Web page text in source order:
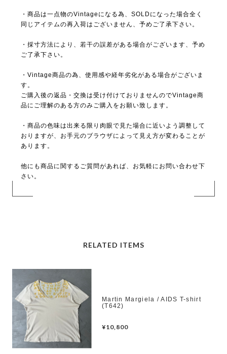
・商品は一点物のVintageになる為、SOLDになった場合全く
同じアイテムの再入荷はございません、予めご了承下さい。
・採寸方法により、若干の誤差がある場合がございます、予め
ご了承下さい。
・Vintage商品の為、使用感や経年劣化がある場合がございま
す。
ご購入後の返品・交換は受け付けておりませんのでVintage商
品にご理解のある方のみご購入をお願い致します。
・商品の色味は出来る限り肉眼で見た場合に近いよう調整して
おりますが、お手元のブラウザによって見え方が変わることが
あります。
他にも商品に関するご質問があれば、お気軽にお問い合わせ下
さい。
RELATED ITEMS
Martin Margiela / AIDS T-shirt
(T642)
¥10,800